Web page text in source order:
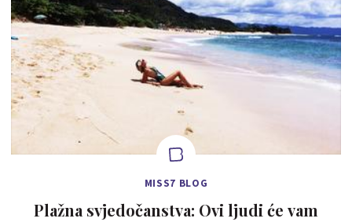
MISS7 BLOG
Plažna svjedočanstva: Ovi ljudi će vam